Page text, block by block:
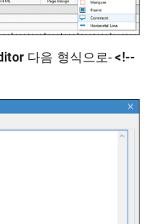
다음 형식으로-<!--